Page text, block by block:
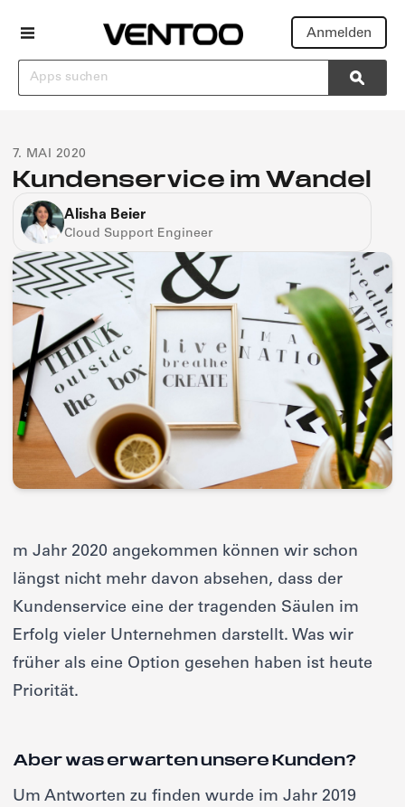
Suchen
Anmelden
7. MAI 2020
Kundenservice im Wandel
Alisha Beier
Cloud Support Engineer
m Jahr 2020 angekommen können wir schon
längst nicht mehr davon absehen, dass der
Kundenservice eine der tragenden Säulen im
Erfolg vieler Unternehmen darstellt. Was wir
früher als eine Option gesehen haben ist heute
Priorität.
Aber was erwarten unsere Kunden?
Um Antworten zu finden wurde im Jahr 2019